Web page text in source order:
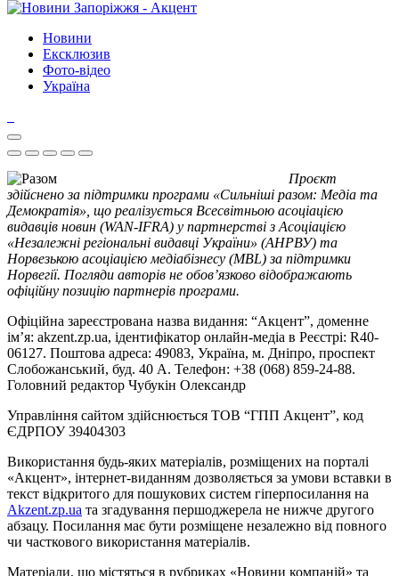
Новини
Ексклюзив
Фото-відео
Україна
Проєкт
здійснено за підтримки програми «Сильніші разом: Медіа та
Демократія», що реалізується Всесвітньою асоціацією
видавців новин (WAN-IFRA) у партнерстві з Асоціацією
«Незалежні регіональні видавці України» (АНРВУ) та
Норвезькою асоціацією медіабізнесу (MBL) за підтримки
Норвегії. Погляди авторів не обов’язково відображають
офіційну позицію партнерів програми.
Офіційна зареєстрована назва видання: “Акцент”, доменне
ім’я: akzent.zp.ua, ідентифікатор онлайн-медіа в Реєстрі: R40-
06127. Поштова адреса: 49083, Україна, м. Дніпро, проспект
Слобожанський, буд. 40 А. Телефон: +38 (068) 859-24-88.
Головний редактор Чубукін Олександр
Управління сайтом здійснюється ТОВ “ГПП Акцент”, код
ЄДРПОУ 39404303
Використання будь-яких матеріалів, розміщених на порталі
«Акцент», інтернет-виданням дозволяється за умови вставки в
текст відкритого для пошукових систем гіперпосилання на
Akzent.zp.ua та згадування першоджерела не нижче другого
абзацу. Посилання має бути розміщене незалежно від повного
чи часткового використання матеріалів.
Матеріали, що містяться в рубриках «Новини компаній» та